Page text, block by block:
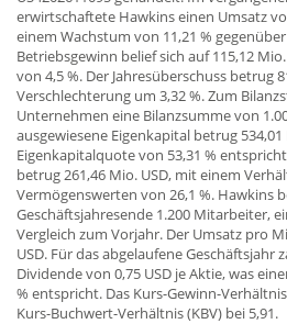
erwirtschaftete Hawkins einen Umsatz
einem Wachstum von 11,21 %
Betriebsgewinn belief sich auf 115,12
von 4,5 %. Der Jahresüberschuss betrug
Verschlechterung um 3,32 %. Zum
Unternehmen eine Bilanzsumme von
ausgewiesene Eigenkapital betrug 534,01
Eigenkapitalquote von 53,31 %
betrug 261,46 Mio. USD, mit einem
Vermögenswerten von 26,1 %. Hawkins
Geschäftsjahresende 1.200 Mitarbeiter,
Vergleich zum Vorjahr. Der Umsatz pro
USD. Für das abgelaufene
Dividende von 0,75 USD je Aktie, was
% entspricht. Das Kurs-Gewinn-
Kurs-Buchwert-Verhältnis (KBV) bei 5,91.